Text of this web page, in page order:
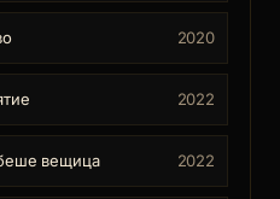
2020
2022
вещица 2022